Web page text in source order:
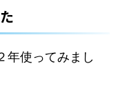
年使ってみまし